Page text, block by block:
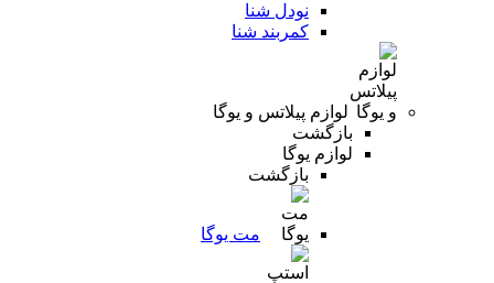
نودل شنا
کمربند شنا
لوازم پیلاتس و یوگا
بازگشت
لوازم یوگا
بازگشت
مت یوگا